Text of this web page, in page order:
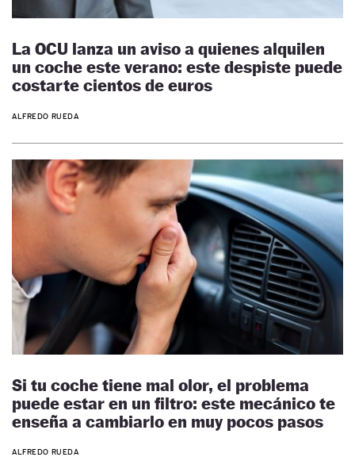
La OCU lanza un aviso a quienes alquilen
un coche este verano: este despiste puede
costarte cientos de euros
ALFREDO RUEDA
Si tu coche tiene mal olor, el problema
puede estar en un filtro: este mecánico te
enseña a cambiarlo en muy pocos pasos
ALFREDO RUEDA